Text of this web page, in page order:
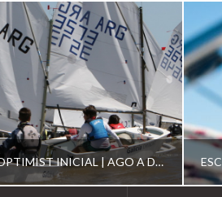
ESCUELA DE OPTIMIST INICIAL | AGO A DIC 2026